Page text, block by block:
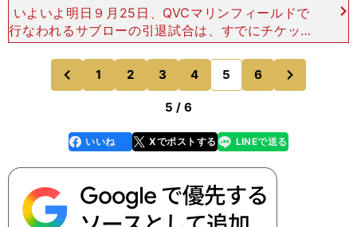
いよいよ明日９月25日、QVCマリンフィールドで
行なわれるサブローの引退試合は、すでにチケット
が完売している。どのような形で起用されるかは不
明ということだが、今季初めて「サブローーー！」
のコールが場内
前
のページへ
1 2 3 4 5 6
のページへ
5 / 6
faceboo
k
いいね Xでポストする
line LINEで送る